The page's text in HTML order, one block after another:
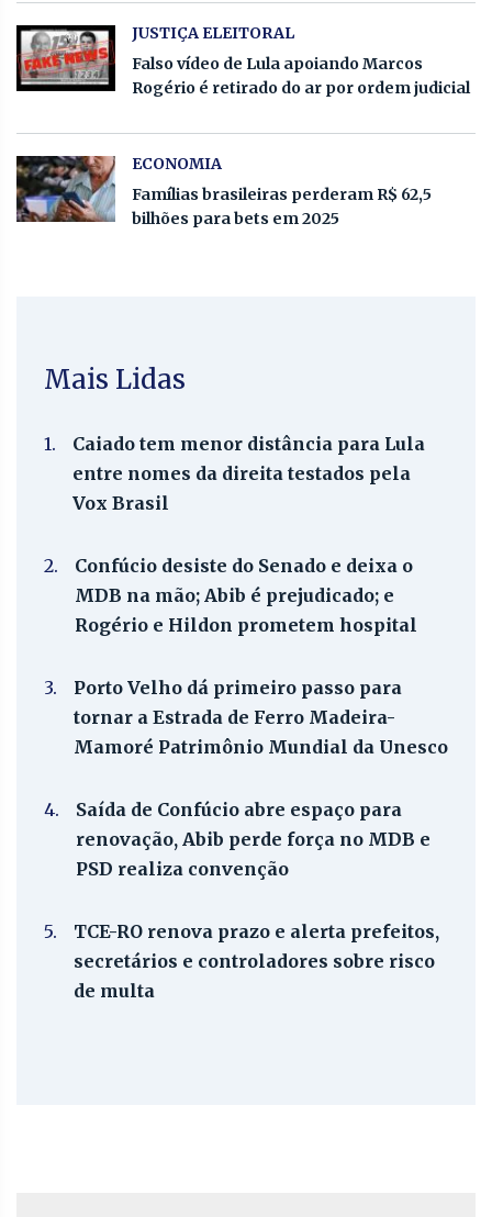
JUSTIÇA ELEITORAL
Falso vídeo de Lula apoiando Marcos
Rogério é retirado do ar por ordem judicial
ECONOMIA
Famílias brasileiras perderam R$ 62,5
bilhões para bets em 2025
Mais Lidas
1.
Caiado tem menor distância para Lula
entre nomes da direita testados pela
Vox Brasil
2.
Confúcio desiste do Senado e deixa o
MDB na mão; Abib é prejudicado; e
Rogério e Hildon prometem hospital
3.
Porto Velho dá primeiro passo para
tornar a Estrada de Ferro Madeira-
Mamoré Patrimônio Mundial da Unesco
4.
Saída de Confúcio abre espaço para
renovação, Abib perde força no MDB e
PSD realiza convenção
5.
TCE-RO renova prazo e alerta prefeitos,
secretários e controladores sobre risco
de multa